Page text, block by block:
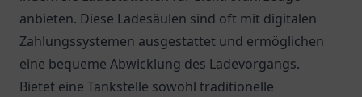
anbieten. Diese Ladesäulen sind oft mit digitalen
Zahlungssystemen ausgestattet und ermöglichen
eine bequeme Abwicklung des Ladevorgangs.
Bietet eine Tankstelle sowohl traditionelle